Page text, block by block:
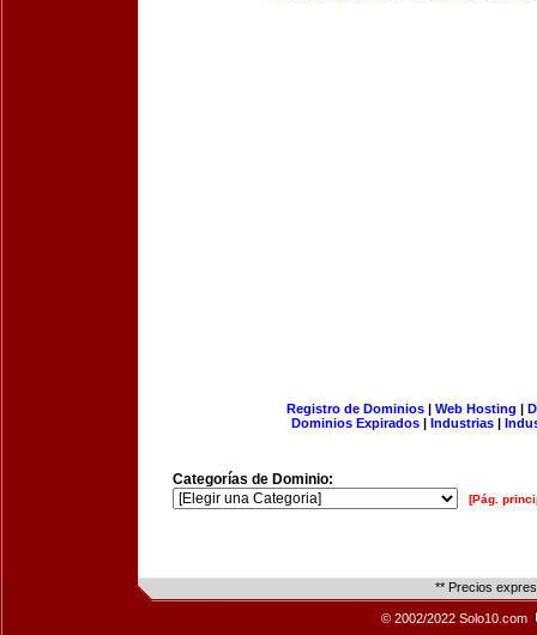
Registro de Dominios| Web Hosting |
Dominios Expirados | Industrias |
Categorías de Dominio:
[Pág.
** Precios
© 2002/2022 Solo10.com